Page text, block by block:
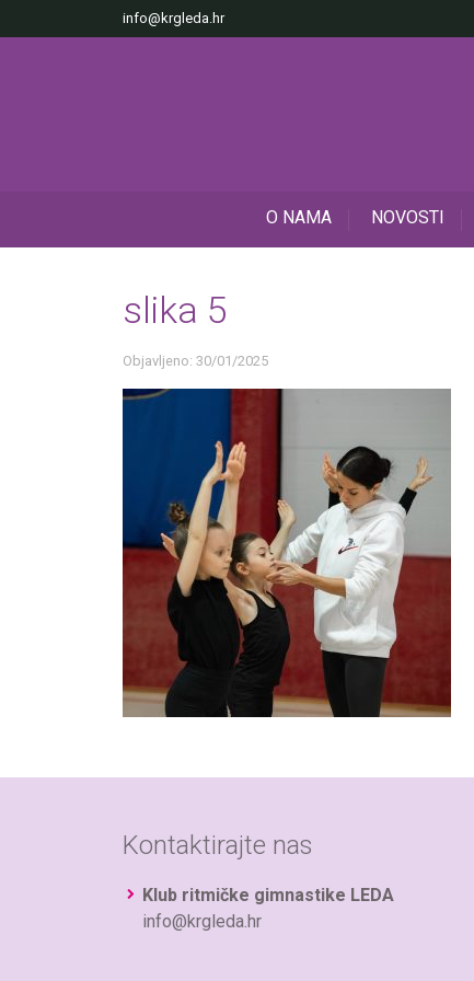
info@krgleda.hr
O NAMA NOVOSTI
slika 5
Objavljeno: 30/01/2025
Kontaktirajte nas
Klub ritmičke gimnastike LEDA
info@krgleda.hr